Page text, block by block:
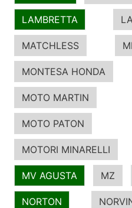
LAMBRETTA
MATCHLESS
MONTESA HONDA
MOTO MARTIN
MOTO PATON
MOTORI MINARELLI
MV AGUSTA MZ
NORTON